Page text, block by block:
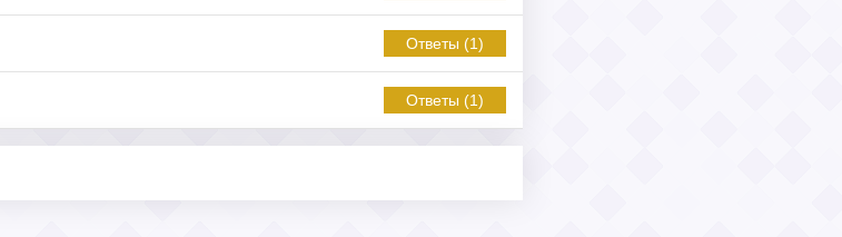
Ответы (1)
Ответы (1)